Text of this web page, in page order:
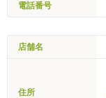
電話番号
店舗名
住所